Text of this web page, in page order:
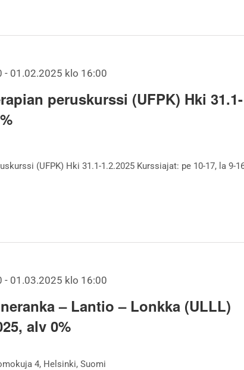
peruskurssi (UFPK) Hki 31.1-
- 01.02.2025 klo 16:00
(UFPK) Hki 31.1-1.2.2025 Kurssiajat: pe 10-17, la 9-
– Lantio – Lonkka (ULLL)
alv 0%
- 01.03.2025 klo 16:00
4, Helsinki, Suomi